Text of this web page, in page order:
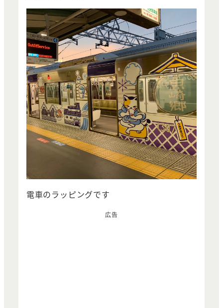
電車のラッピングです
広告